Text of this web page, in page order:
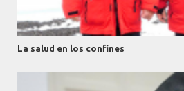
La salud en los confines